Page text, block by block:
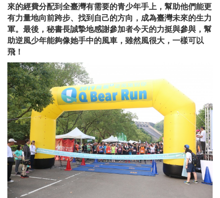
來的經費分配到全臺灣有需要的青少年手上，幫助他們能更
有力量地向前跨步、找到自己的方向，成為臺灣未來的生力
軍。最後，秘書長誠摯地感謝參加者今天的力挺與參與，幫
助逆風少年能夠像她手中的風車，雖然風很大，一樣可以
飛！